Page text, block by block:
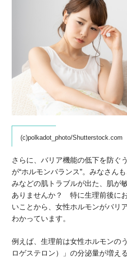
(c)polkadot_photo/Shutterstock.com
さらに、バリア機能の低下を防ぐ
が“ホルモンバランス”。みなさん
みなどの肌トラブルが出た、肌が
ありませんか？ 特に生理前後に
いことから、女性ホルモンがバリ
わかっています。
例えば、生理前は女性ホルモンの
ロゲステロン）」の分泌量が増え